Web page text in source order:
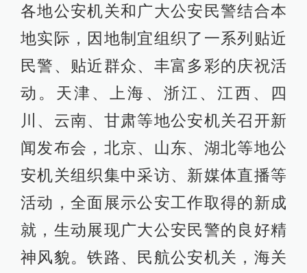
各地公安机关和广大公安民警结合本
地实际，因地制宜组织了一系列贴近
民警、贴近群众、丰富多彩的庆祝活
动。天津、上海、浙江、江西、四
川、云南、甘肃等地公安机关召开新
闻发布会，北京、山东、湖北等地公
安机关组织集中采访、新媒体直播等
活动，全面展示公安工作取得的新成
就，生动展现广大公安民警的良好精
神风貌。铁路、民航公安机关，海关